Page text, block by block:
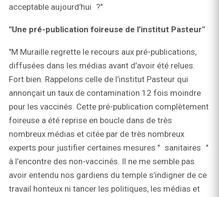
acceptable aujourd’hui ?"
"Une pré-publication foireuse de l’institut Pasteur"
"M Muraille regrette le recours aux pré-publications,
diffusées dans les médias avant d’avoir été relues.
Fort bien. Rappelons celle de l’institut Pasteur qui
annonçait un taux de contamination 12 fois moindre
pour les vaccinés. Cette pré-publication complètement
foireuse a été reprise en boucle dans de très
nombreux médias et citée par de très nombreux
experts pour justifier certaines mesures " sanitaires "
à l’encontre des non-vaccinés. Il ne me semble pas
avoir entendu nos gardiens du temple s’indigner de ce
travail honteux ni tancer les politiques, les médias et